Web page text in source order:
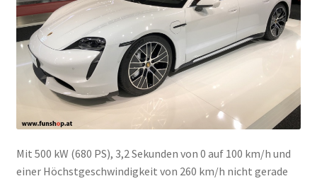
Mit 500 kW (680 PS), 3,2 Sekunden von 0 auf 100 km/h und
einer Höchstgeschwindigkeit von 260 km/h nicht gerade